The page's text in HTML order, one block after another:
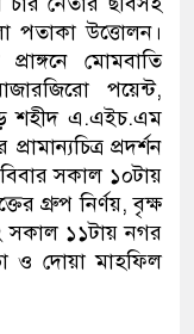
পতাকা উত্তোলন।
মোমবাতি
পয়েন্ট,
শহীদ এ.এইচ.এম
প্রদর্শন
সকাল ১০টায়
গ্রুপ নির্ণয়, বৃক্ষ
সকাল ১১টায় নগর
ও দোয়া মাহফিল